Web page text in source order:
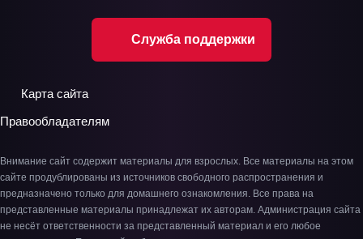
Служба поддержки
Карта сайта
Правообладателям
Внимание сайт содержит материалы для взрослых. Все материалы на этом
сайте продублированы из источников свободного распространения и
предназначено только для домашнего ознакомления. Все права на
представленные материалы принадлежат их авторам. Администрация сайта
не несёт ответственности за представленный материал и его любое